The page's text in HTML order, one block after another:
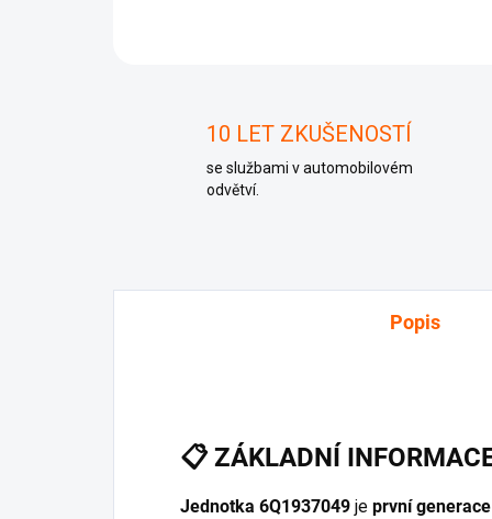
10 LET ZKUŠENOSTÍ
se službami v automobilovém
odvětví.
Popis
📋 ZÁKLADNÍ
Jednotka 6Q1937049 je první